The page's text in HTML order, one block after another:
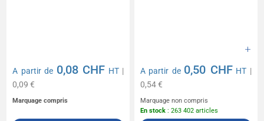
A partir de 0,08 CHF HT|
0,09 €
Marquage compris
A partir de 0,50 CHF HT |
0,54 €
Marquage non compris
En stock : 263 402 articles